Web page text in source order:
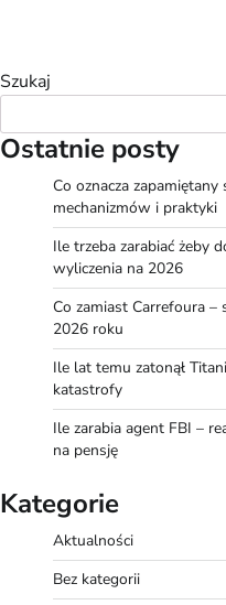
Szukaj
Ostatnie posty
Co oznacza zapamiętany
mechanizmów i praktyki
Ile trzeba zarabiać żeby
wyliczenia na 2026
Co zamiast Carrefoura
2026 roku
Ile lat temu zatonął
katastrofy
Ile zarabia agent FBI –
na pensję
Kategorie
Aktualności
Bez kategorii